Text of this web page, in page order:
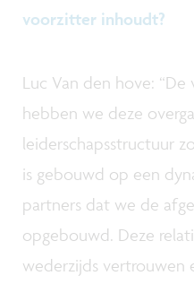
voorzitter inhoudt?
Luc Van den hove:
hebben we deze
leiderschapsstructuur
is gebouwd op een
partners dat we de
opgebouwd. Deze
wederzijds vertrouwen